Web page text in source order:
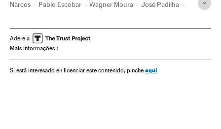
Narcos Pablo Escobar Wagner Moura José Padilha
Séries americanas Série histórica
Gêneros séries
Séries tv IPTV Programa tv Internet
Adere a
Mais informações
Si está interesado en licenciar este contenido, pinche aquí